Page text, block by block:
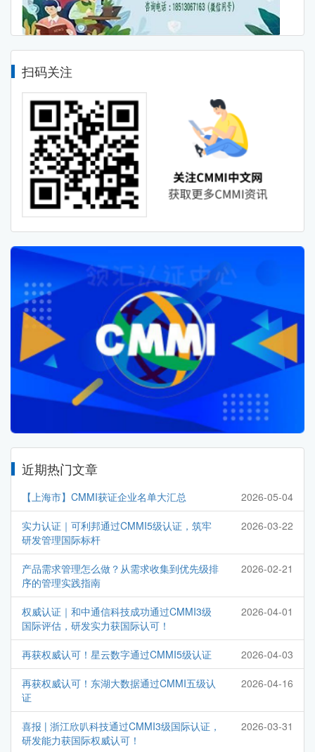
扫码关注
近期热门文章
【上海市】CMMI获证企业名单大汇总 2026-05-04
实力认证｜可利邦通过CMMI5级认证，筑牢
研发管理国际标杆
2026-03-22
产品需求管理怎么做？从需求收集到优先级排
序的管理实践指南
2026-02-21
权威认证｜和中通信科技成功通过CMMI3级
国际评估，研发实力获国际认可！
2026-04-01
再获权威认可！星云数字通过CMMI5级认证 2026-04-03
再获权威认可！东湖大数据通过CMMI五级认
证
2026-04-16
喜报 | 浙江欣叭科技通过CMMI3级国际认证，
研发能力获国际权威认可！
2026-03-31